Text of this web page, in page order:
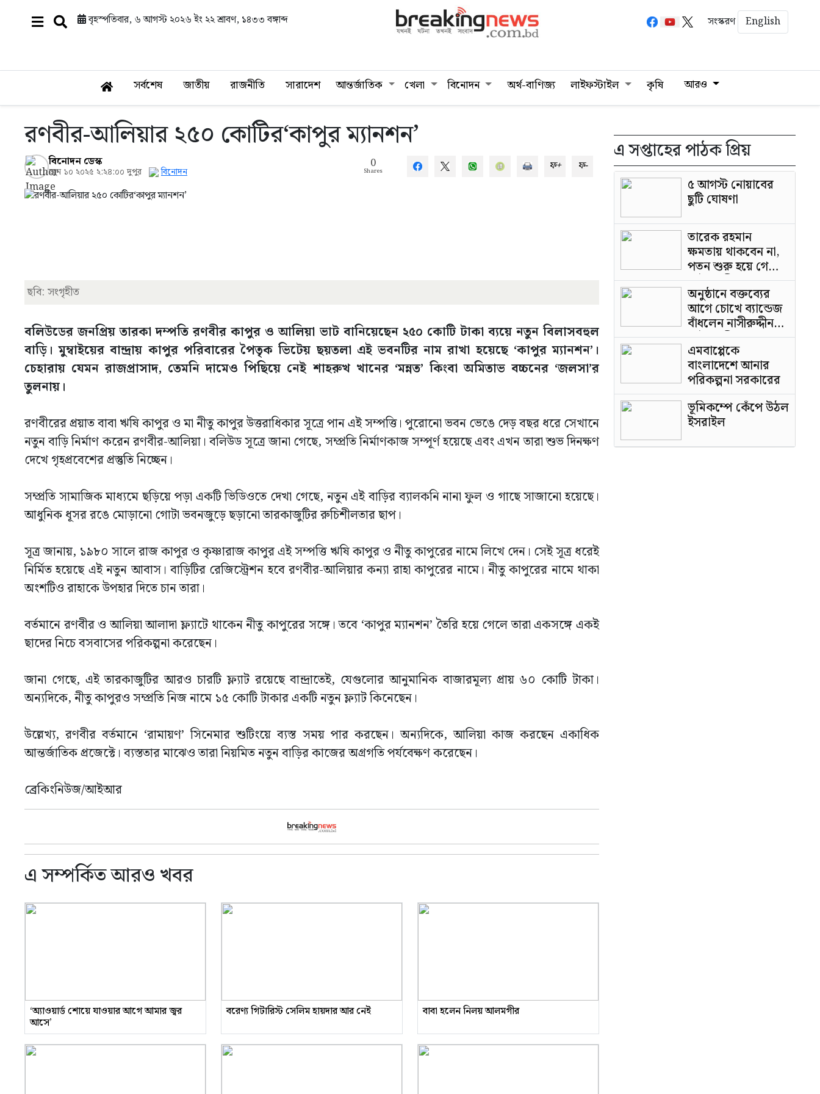
বৃহস্পতিবার, ৬ আগস্ট ২০২৬ ইং ২২ শ্রাবণ, ১৪৩৩ বঙ্গাব্দ সংস্করণ English
সর্বশেষ জাতীয় রাজনীতি সারাদেশ আন্তর্জাতিক খেলা বিনোদন অর্থ-বাণিজ্য লাইফস্টাইল কৃষি আরও
রণবীর-আলিয়ার ২৫০ কোটির‘কাপুর ম্যানশন’
বিনোদন ডেস্ক
জুন ১০ ২০২৫ ২:২৪:০০ দুপুর বিনোদন
0
Shares ফ+ ফ-
ছবি: সংগৃহীত
বলিউডের জনপ্রিয় তারকা দম্পতি রণবীর কাপুর ও আলিয়া ভাট বানিয়েছেন ২৫০ কোটি টাকা ব্যয়ে নতুন বিলাসবহুল
বাড়ি। মুম্বাইয়ের বান্দ্রায় কাপুর পরিবারের পৈতৃক ভিটেয় ছয়তলা এই ভবনটির নাম রাখা হয়েছে ‘কাপুর ম্যানশন’।
চেহারায় যেমন রাজপ্রাসাদ, তেমনি দামেও পিছিয়ে নেই শাহরুখ খানের ‘মন্নত’ কিংবা অমিতাভ বচ্চনের ‘জলসা’র
তুলনায়।
রণবীরের প্রয়াত বাবা ঋষি কাপুর ও মা নীতু কাপুর উত্তরাধিকার সূত্রে পান এই সম্পত্তি। পুরোনো ভবন ভেঙে দেড় বছর ধরে সেখানে
নতুন বাড়ি নির্মাণ করেন রণবীর-আলিয়া। বলিউড সূত্রে জানা গেছে, সম্প্রতি নির্মাণকাজ সম্পূর্ণ হয়েছে এবং এখন তারা শুভ দিনক্ষণ
দেখে গৃহপ্রবেশের প্রস্তুতি নিচ্ছেন।
সম্প্রতি সামাজিক মাধ্যমে ছড়িয়ে পড়া একটি ভিডিওতে দেখা গেছে, নতুন এই বাড়ির ব্যালকনি নানা ফুল ও গাছে সাজানো হয়েছে।
আধুনিক ধূসর রঙে মোড়ানো গোটা ভবনজুড়ে ছড়ানো তারকাজুটির রুচিশীলতার ছাপ।
সূত্র জানায়, ১৯৮০ সালে রাজ কাপুর ও কৃষ্ণারাজ কাপুর এই সম্পত্তি ঋষি কাপুর ও নীতু কাপুরের নামে লিখে দেন। সেই সূত্র ধরেই
নির্মিত হয়েছে এই নতুন আবাস। বাড়িটির রেজিস্ট্রেশন হবে রণবীর-আলিয়ার কন্যা রাহা কাপুরের নামে। নীতু কাপুরের নামে থাকা
অংশটিও রাহাকে উপহার দিতে চান তারা।
বর্তমানে রণবীর ও আলিয়া আলাদা ফ্ল্যাটে থাকেন নীতু কাপুরের সঙ্গে। তবে ‘কাপুর ম্যানশন’ তৈরি হয়ে গেলে তারা একসঙ্গে একই
ছাদের নিচে বসবাসের পরিকল্পনা করেছেন।
জানা গেছে, এই তারকাজুটির আরও চারটি ফ্ল্যাট রয়েছে বান্দ্রাতেই, যেগুলোর আনুমানিক বাজারমূল্য প্রায় ৬০ কোটি টাকা।
অন্যদিকে, নীতু কাপুরও সম্প্রতি নিজ নামে ১৫ কোটি টাকার একটি নতুন ফ্ল্যাট কিনেছেন।
উল্লেখ্য, রণবীর বর্তমানে ‘রামায়ণ’ সিনেমার শুটিংয়ে ব্যস্ত সময় পার করছেন। অন্যদিকে, আলিয়া কাজ করছেন একাধিক
আন্তর্জাতিক প্রজেক্টে। ব্যস্ততার মাঝেও তারা নিয়মিত নতুন বাড়ির কাজের অগ্রগতি পর্যবেক্ষণ করেছেন।
ব্রেকিংনিউজ/আইআর
এ সম্পর্কিত আরও খবর
‘অ্যাওয়ার্ড শোয়ে যাওয়ার আগে আমার জ্বর
আসে’
বরেণ্য গিটারিস্ট সেলিম হায়দার আর নেই বাবা হলেন নিলয় আলমগীর
এ সপ্তাহের পাঠক প্রিয়
৫ আগস্ট নোয়াবের
ছুটি ঘোষণা
তারেক রহমান
ক্ষমতায় থাকবেন না,
পতন শুরু হয়ে গেছে:
পাটওয়ারী
অনুষ্ঠানে বক্তব্যের
আগে চোখে ব্যান্ডেজ
বাঁধলেন নাসীরুদ্দীন
পাটওয়ারী
এমবাপ্পেকে
বাংলাদেশে আনার
পরিকল্পনা সরকারের
ভূমিকম্পে কেঁপে উঠল
ইসরাইল